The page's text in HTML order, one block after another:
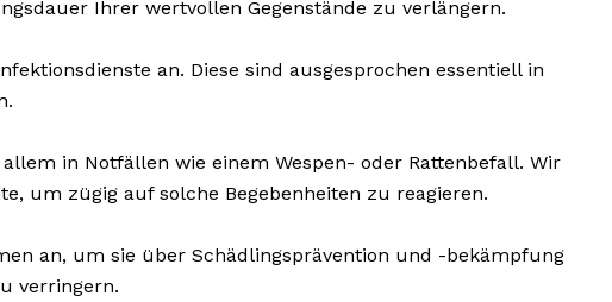
Ihrer wertvollen Gegenstände zu verlängern.
an. Diese sind ausgesprochen essentiell in
in Notfällen wie einem Wespen- oder Rattenbefall. Wir
um zügig auf solche Begebenheiten zu reagieren.
an, um sie über Schädlingsprävention und -bekämpfung
verringern.